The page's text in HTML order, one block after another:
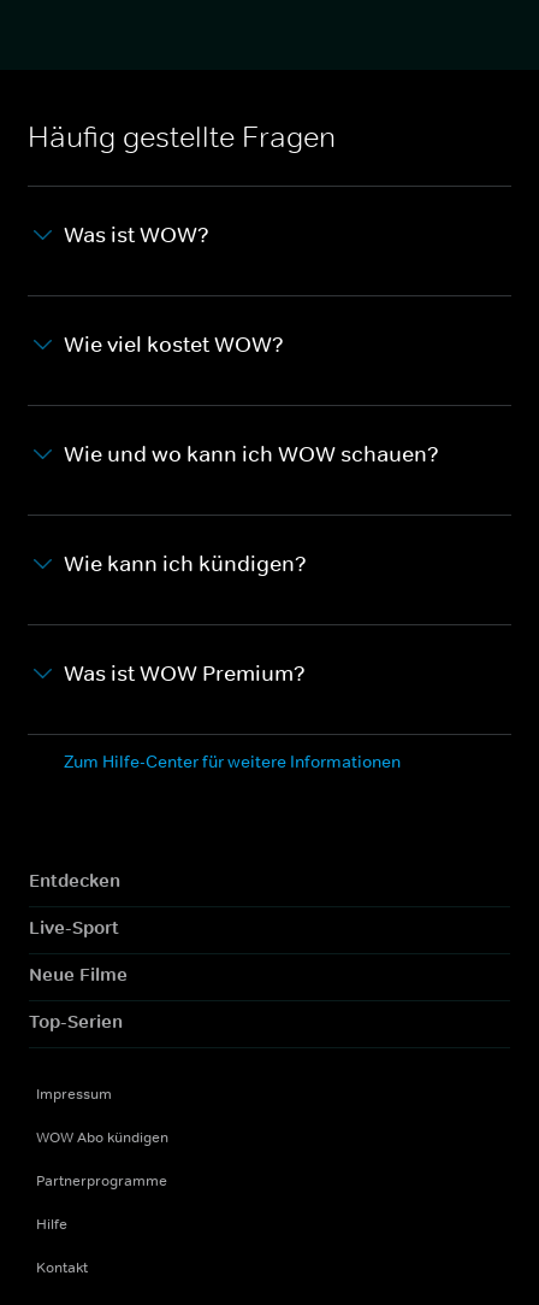
Häufig gestellte Fragen
Was ist WOW?
Wie viel kostet WOW?
Wie und wo kann ich WOW schauen?
Wie kann ich kündigen?
Was ist WOW Premium?
Zum Hilfe-Center für weitere Informationen
Entdecken
Live-Sport
Neue Filme
Top-Serien
Impressum
WOW Abo kündigen
Partnerprogramme
Hilfe
Kontakt